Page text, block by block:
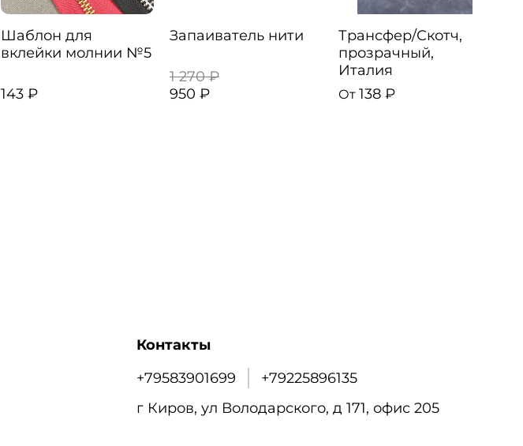
Шаблон для
вклейки молнии №5
143 ₽
Запаиватель нити
1 270 ₽
950 ₽
Трансфер/Скотч,
прозрачный,
Италия
От 138 ₽
Контакты
+79583901699
+79225896135
г Киров, ул Володарского, д 171, офис 205